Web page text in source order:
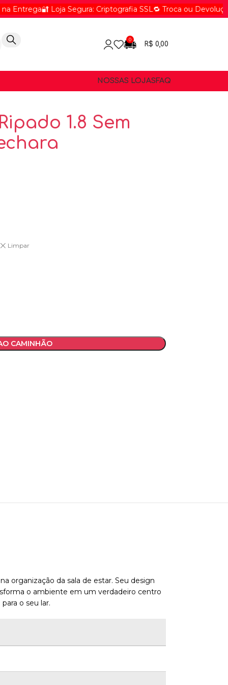
🔐 Loja Segura: Criptografia SSL🔁 Troca ou Devolução em
0
R$ 0,00
NOSSAS LOJAS FAQ
1.8 Sem
Limpar
CAMINHÃO
organização da sala de estar. Seu design
o ambiente em um verdadeiro centro
o seu lar.